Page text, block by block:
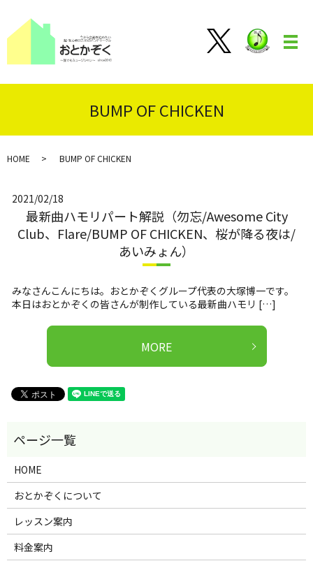
メ
BUMP OF CHICKEN
HOME BUMP OF CHICKEN
2021/02/18
最新曲ハモリパート解説（勿忘/Awesome City
Club、Flare/BUMP OF CHICKEN、桜が降る夜は/
あいみょん）
みなさんこんにちは。おとかぞくグループ代表の大塚博一です。
本日はおとかぞくの皆さんが制作している最新曲ハモリ […]
MORE
HOME
おとかぞくについて
レッスン案内
料金案内